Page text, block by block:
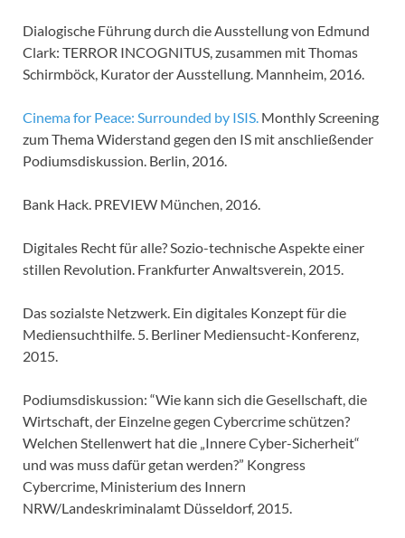
Dialogische Führung durch die Ausstellung von Edmund
Clark: TERROR INCOGNITUS, zusammen mit Thomas
Schirmböck, Kurator der Ausstellung. Mannheim, 2016.
Cinema for Peace: Surrounded by ISIS. Monthly Screening
zum Thema Widerstand gegen den IS mit anschließender
Podiumsdiskussion. Berlin, 2016.
Bank Hack. PREVIEW München, 2016.
Digitales Recht für alle? Sozio-technische Aspekte einer
stillen Revolution. Frankfurter Anwaltsverein, 2015.
Das sozialste Netzwerk. Ein digitales Konzept für die
Mediensuchthilfe. 5. Berliner Mediensucht-Konferenz,
2015.
Podiumsdiskussion: “Wie kann sich die Gesellschaft, die
Wirtschaft, der Einzelne gegen Cybercrime schützen?
Welchen Stellenwert hat die „Innere Cyber-Sicherheit“
und was muss dafür getan werden?” Kongress
Cybercrime, Ministerium des Innern
NRW/Landeskriminalamt Düsseldorf, 2015.